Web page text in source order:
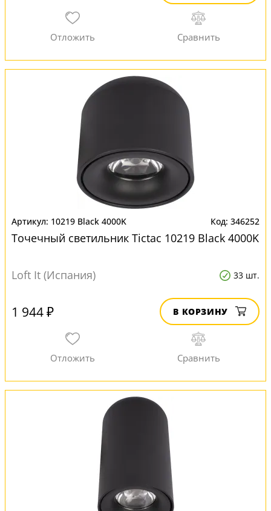
10219 Black 4000K 346252
Точечный светильник Tictac 10219 Black 4000K
Loft It (Испания) 33 шт.
1 944 ₽ В КОРЗИНУ